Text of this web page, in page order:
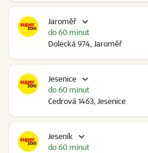
Jaroměř
Dolecká 974, Jaroměř
do 60 minut
Jesenice
Cedrová 1463, Jesenice
do 60 minut
Jeseník
do 60 minut